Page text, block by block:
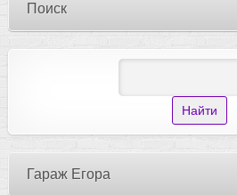
Поиск
Гараж Егора